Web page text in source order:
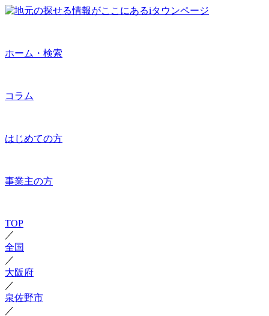
ホーム・検索
コラム
はじめての方
事業主の方
TOP
／
全国
／
大阪府
／
泉佐野市
／